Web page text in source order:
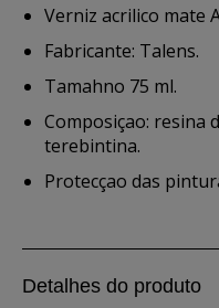
Verniz acrilico mate
Fabricante: Talens.
Tamahno 75 ml.
Composiçao: resina
terebintina.
Protecçao das
Detalhes do produto